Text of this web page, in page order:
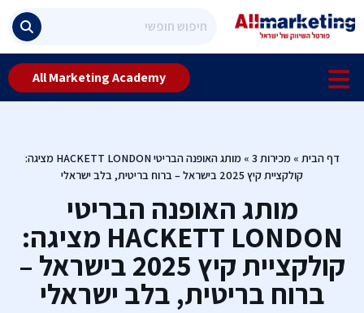
All Marketing Academy
דף הבית » מכירות 3 »
מותג האופנה הבריטי HACKETT LONDON מציגה:
קולקציית קיץ 2025 בישראל – ברוח בריטית, בלב ישראלי
מותג האופנה הבריטי
HACKETT LONDON מציגה:
קולקציית קיץ 2025 בישראל –
ברוח בריטית, בלב ישראלי